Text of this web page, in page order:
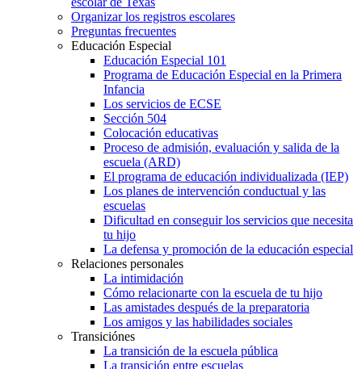
Organizar los registros escolares
Preguntas frecuentes
Educación Especial
Educación Especial 101
Programa de Educación Especial en la Primera
Infancia
Los servicios de ECSE
Sección 504
Colocación educativas
Proceso de admisión, evaluación y salida de la
escuela (ARD)
El programa de educación individualizada (IEP)
Los planes de intervención conductual y las
escuelas
Dificultad en conseguir los servicios que necesita
tu hijo
La defensa y promoción de la educación especial
Relaciones personales
La intimidación
Cómo relacionarte con la escuela de tu hijo
Las amistades después de la preparatoria
Los amigos y las habilidades sociales
Transiciónes
La transición de la escuela pública
La transición entre escuelas